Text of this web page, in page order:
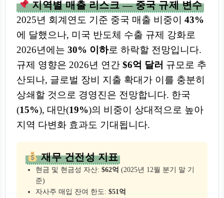
지역별 매출 리스크 — 중국 규제 변수
2025년 회계연도 기준 중국 매출 비중이 43%
에 달했으나, 미국 반도체 수출 규제 강화로
2026년에는 30% 이하로 하락할 전망입니다.
규제 영향은 2026년 연간 $6억 달러 규모로 추
산되나, 글로벌 장비 지출 확대가 이를 충분히
상쇄할 것으로 경영진은 전망합니다. 한국
(15%), 대만(19%)의 비중이 상대적으로 높아
지역 다변화 효과도 기대됩니다.
재무 건전성 지표
현금 및 현금성 자산: $62억 (2025년 12월 분기 말 기
준)
자사주 매입 잔여 한도: $51억